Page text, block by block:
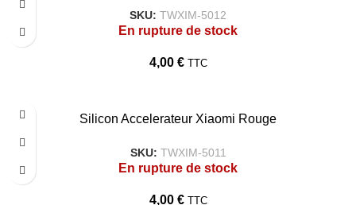
SKU: TWXIM-5012
En rupture de stock
4,00 € TTC
Silicon Accelerateur Xiaomi Rouge
SKU: TWXIM-5011
En rupture de stock
4,00 € TTC